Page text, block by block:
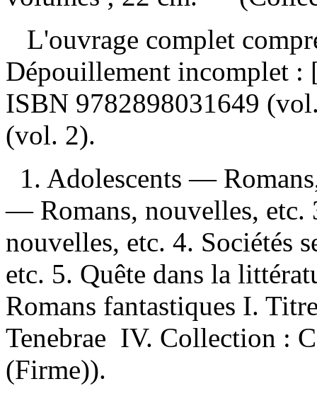
L'ouvrage complet
Dépouillement incomplet :
ISBN 9782898031649
(vol. 2).
1. Adolescents —
— Romans, nouvelles,
nouvelles, etc. 4. Sociétés
etc. 5. Quête dans la
Romans fantastiques I.
Tenebrae IV. Collection :
(Firme)).